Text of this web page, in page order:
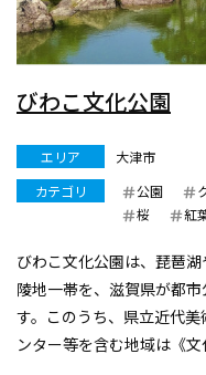
びわこ文化公園
エリア
大津市
カテゴリ
公園
桜
紅
びわこ文化公園は、琵琶
陵地一帯を、滋賀県が都
す。このうち、県立近代
ンター等を含む地域は《